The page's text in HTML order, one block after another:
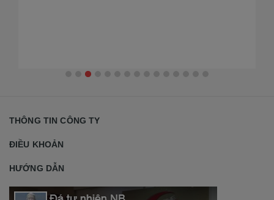
THÔNG TIN CÔNG TY
ĐIỀU KHOẢN
HƯỚNG DẪN